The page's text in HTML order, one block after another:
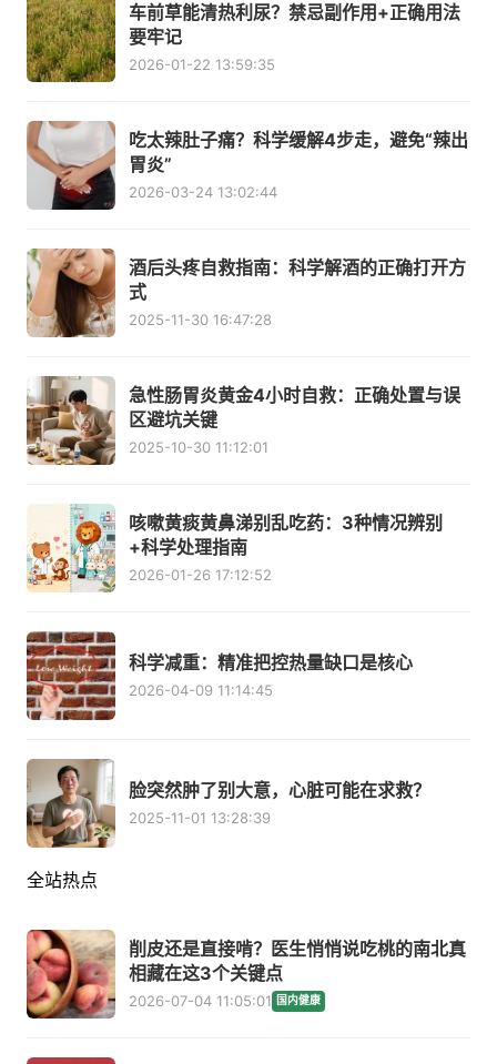
车前草能清热利尿？禁忌副作用+正确用法
要牢记
2026-01-22 13:59:35
吃太辣肚子痛？科学缓解4步走，避免“辣出
胃炎”
2026-03-24 13:02:44
酒后头疼自救指南：科学解酒的正确打开方
式
2025-11-30 16:47:28
急性肠胃炎黄金4小时自救：正确处置与误
区避坑关键
2025-10-30 11:12:01
咳嗽黄痰黄鼻涕别乱吃药：3种情况辨别
+科学处理指南
2026-01-26 17:12:52
科学减重：精准把控热量缺口是核心
2026-04-09 11:14:45
脸突然肿了别大意，心脏可能在求救？
2025-11-01 13:28:39
全站热点
削皮还是直接啃？医生悄悄说吃桃的南北真
相藏在这3个关键点
2026-07-04 11:05:01 国内健康